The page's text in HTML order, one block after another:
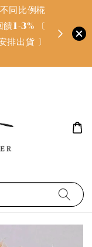
同比例椛
1-3% 〔
出貨 〕